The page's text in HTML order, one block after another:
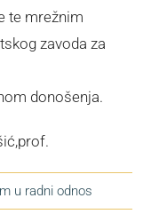
te mrežnim
zavoda za
donošenja.
u radni odnos